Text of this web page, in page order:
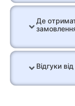
Де
Відгуки